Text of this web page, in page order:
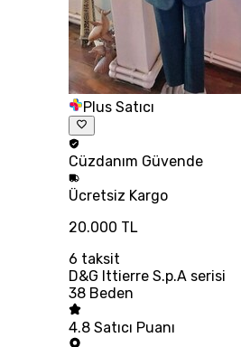
Plus Satıcı
Cüzdanım Güvende
Ücretsiz Kargo
20.000 TL
6 taksit
D&G Ittierre S.p.A serisi
38 Beden
4.8 Satıcı Puanı